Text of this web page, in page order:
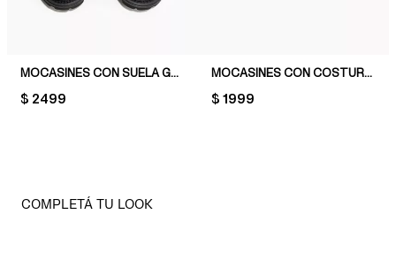
MOCASINES CON SUELA GRUESA
PRICE:
$ 2499
MOCASINES CON COSTURA TRADICIONAL
PRICE:
$ 1999
COMPLETÁ TU LOOK